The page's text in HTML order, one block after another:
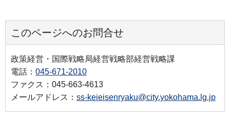
このページへのお問合せ
政策経営・国際戦略局経営戦略部経営戦略課
電話： 045-671-2010
ファクス：045-663-4613
メールアドレス： ss-keieisenryaku@city.yokohama.lg.jp